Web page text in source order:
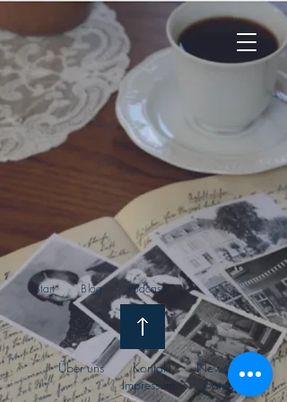
Start Blog Podcast
Über uns KontaktNewsletter
Impressum
Datenschutz